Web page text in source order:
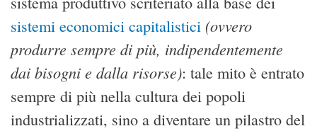
sistemi economici capitalistici (ovvero
produrre sempre di più, indipendentemente
dai bisogni e dalla risorse): tale mito è entrato
sempre di più nella cultura dei popoli
industrializzati, sino a diventare un pilastro del